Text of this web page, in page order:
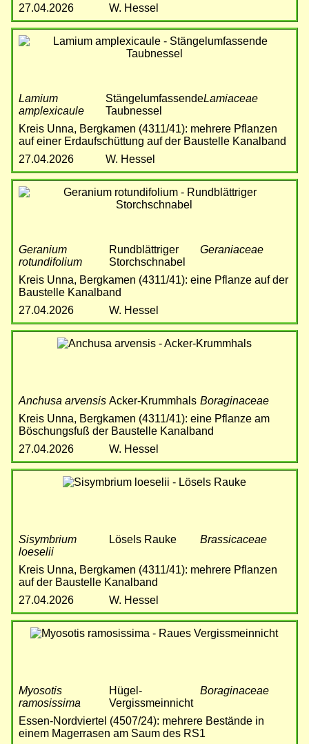
27.04.2026
W. Hessel
Bild
Lamium
amplexicaule
Stängelumfassende
Taubnessel
Lamiaceae
Kreis Unna, Bergkamen (4311/41): mehrere Pflanzen
auf einer Erdaufschüttung auf der Baustelle Kanalband
27.04.2026
W. Hessel
Bild
Geranium
rotundifolium
Rundblättriger
Storchschnabel
Geraniaceae
Kreis Unna, Bergkamen (4311/41): eine Pflanze auf der
Baustelle Kanalband
27.04.2026
W. Hessel
Anchusa arvensis Acker-Krummhals Boraginaceae
Kreis Unna, Bergkamen (4311/41): eine Pflanze am
Böschungsfuß der Baustelle Kanalband
27.04.2026
W. Hessel
Sisymbrium
loeselii
Lösels Rauke Brassicaceae
Kreis Unna, Bergkamen (4311/41): mehrere Pflanzen
auf der Baustelle Kanalband
27.04.2026
W. Hessel
Bild
Myosotis
ramosissima
Hügel-
Vergissmeinnicht
Boraginaceae
Essen-Nordviertel (4507/24): mehrere Bestände in
einem Magerrasen am Saum des RS1